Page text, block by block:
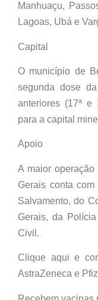
Manhuaçu,
Lagoas, Ubá e
Capital
O município de
segunda dose
anteriores (17ª e
para a capital
Apoio
A maior
Gerais conta
Salvamento, do
Gerais, da
Civil.
Clique aqui e
AstraZeneca e